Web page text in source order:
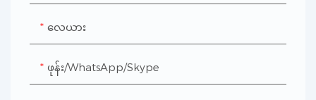
လေယား
ဖုန်း/WhatsApp/Skype